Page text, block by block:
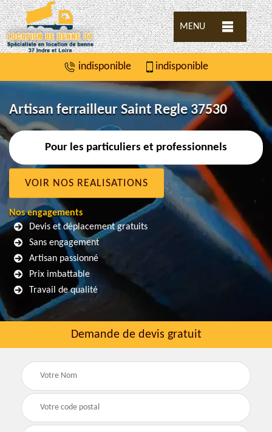
MENU
indisponible indisponible
Artisan ferrailleur Saint Regle 37530
Pour les particuliers et professionnels
VOIR NOS REALISATIONS
Nos engagements
Devis et déplacement gratuits
Sans engagement
Artisan passionné
Prix imbattable
Travail de qualité
Demande de devis gratuit